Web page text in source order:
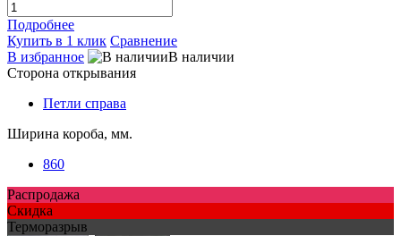
Подробнее
Купить в 1 клик Сравнение
В избранное
В наличии
Сторона открывания
Петли справа
Ширина короба, мм.
860
Распродажа
Скидка
Терморазрыв